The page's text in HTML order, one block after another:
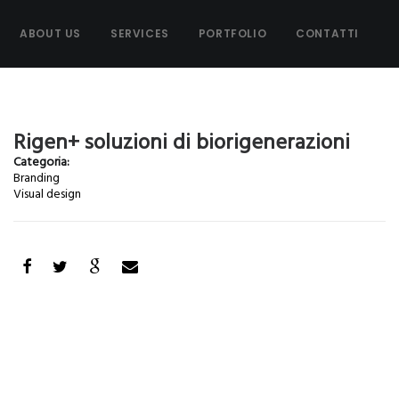
ABOUT US SERVICES PORTFOLIO CONTATTI
Rigen+ soluzioni di biorigenerazioni
Categoria:
Branding
Visual design